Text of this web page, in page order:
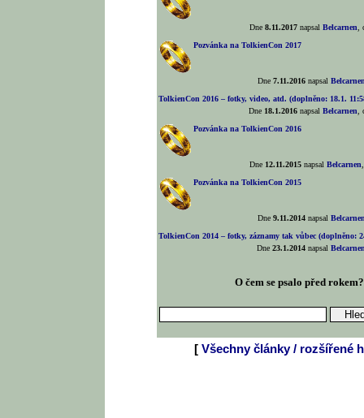
Dne8.11.2017 napsalBelcarnen
Pozvánka na TolkienCon 2017
Dne7.11.2016 napsal
TolkienCon 2016 – fotky, video, atd. (doplněno: 18.1.
Dne 18.1.2016 napsalBelcarnen
Pozvánka na TolkienCon 2016
Dne 12.11.2015 napsalBelcarnen
Pozvánka na TolkienCon 2015
Dne9.11.2014 napsal
TolkienCon 2014 – fotky, záznamy tak vůbec (doplněno:
Dne23.1.2014 napsal
O čem se psalo před rokem?
[ Všechny články / rozšířené